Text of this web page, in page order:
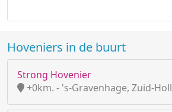
Hoveniers in de buurt
Strong Hovenier
+0km. - 's-Gravenhage, Zuid-